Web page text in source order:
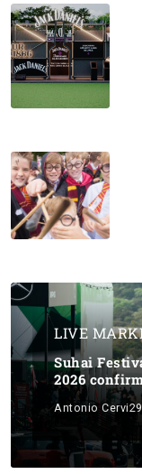
LIVE
Suhai
2026
Antonio Cervi